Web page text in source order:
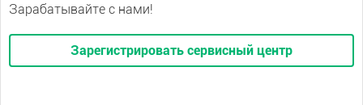
Зарабатывайте с нами!
Зарегистрировать сервисный центр